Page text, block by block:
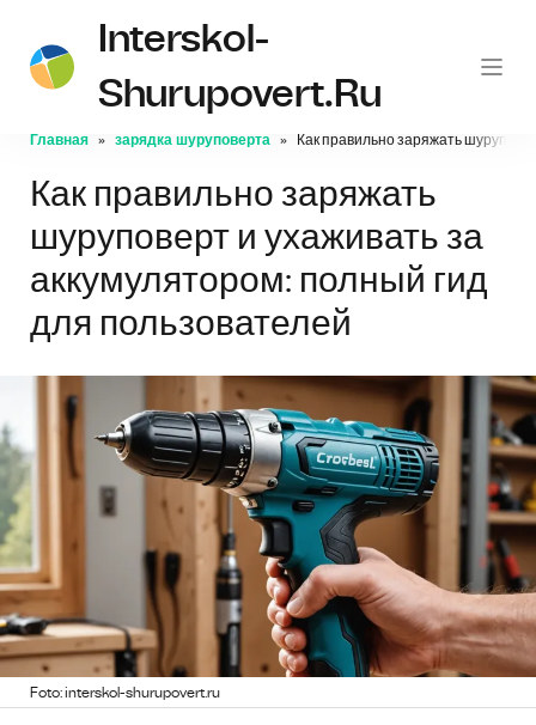
Interskol-
Shurupovert.ru
Главная зарядка шуруповерта Как правильно заряжать
Как правильно заряжать
шуруповерт и ухаживать за
аккумулятором: полный гид
для пользователей
Foto: interskol-shurupovert.ru